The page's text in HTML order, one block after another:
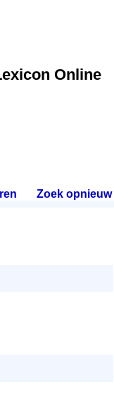
Online
Zoek opnieuw.